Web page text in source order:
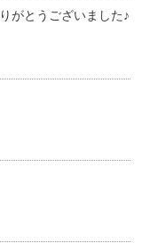
がとうございました♪